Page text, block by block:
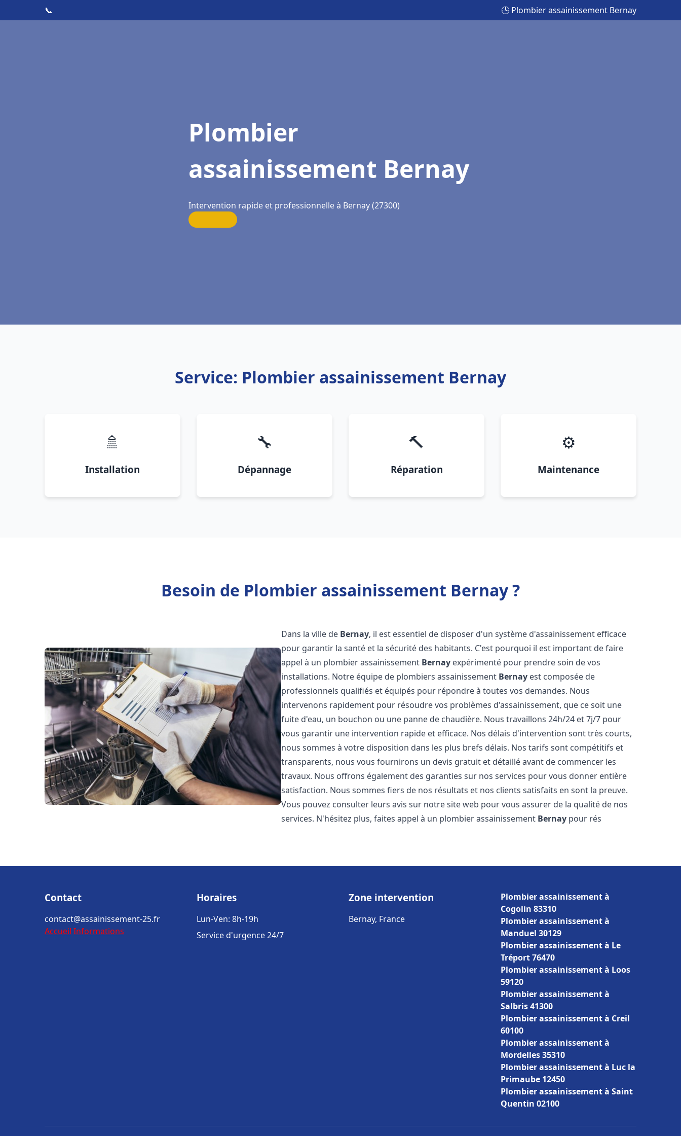
📞 🕒 Plombier assainissement Bernay
Plombier
assainissement Bernay
Intervention rapide et professionnelle à Bernay (27300)
Service: Plombier assainissement Bernay
🚿
Installation
🔧
Dépannage
🔨
Réparation
⚙️
Maintenance
Besoin de Plombier assainissement Bernay ?
Dans la ville de Bernay, il est essentiel de disposer d'un système d'assainissement efficace
pour garantir la santé et la sécurité des habitants. C'est pourquoi il est important de faire
appel à un plombier assainissement Bernay expérimenté pour prendre soin de vos
installations. Notre équipe de plombiers assainissement Bernay est composée de
professionnels qualifiés et équipés pour répondre à toutes vos demandes. Nous
intervenons rapidement pour résoudre vos problèmes d'assainissement, que ce soit une
fuite d'eau, un bouchon ou une panne de chaudière. Nous travaillons 24h/24 et 7j/7 pour
vous garantir une intervention rapide et efficace. Nos délais d'intervention sont très courts,
nous sommes à votre disposition dans les plus brefs délais. Nos tarifs sont compétitifs et
transparents, nous vous fournirons un devis gratuit et détaillé avant de commencer les
travaux. Nous offrons également des garanties sur nos services pour vous donner entière
satisfaction. Nous sommes fiers de nos résultats et nos clients satisfaits en sont la preuve.
Vous pouvez consulter leurs avis sur notre site web pour vous assurer de la qualité de nos
services. N'hésitez plus, faites appel à un plombier assainissement Bernay pour rés
Contact
contact@assainissement-25.fr
Accueil Informations
Horaires
Lun-Ven: 8h-19h
Service d'urgence 24/7
Zone intervention
Bernay, France
Plombier assainissement à
Cogolin 83310
Plombier assainissement à
Manduel 30129
Plombier assainissement à Le
Tréport 76470
Plombier assainissement à Loos
59120
Plombier assainissement à
Salbris 41300
Plombier assainissement à Creil
60100
Plombier assainissement à
Mordelles 35310
Plombier assainissement à Luc la
Primaube 12450
Plombier assainissement à Saint
Quentin 02100